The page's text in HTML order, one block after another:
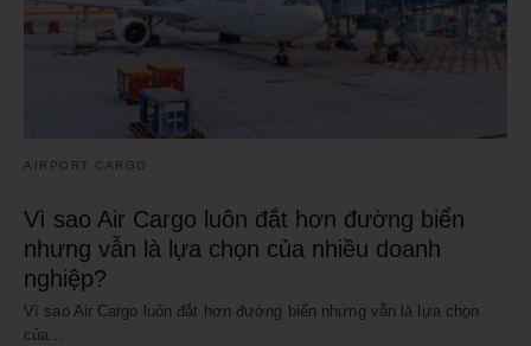
AIRPORT CARGO
Vì sao Air Cargo luôn đắt hơn đường biển
nhưng vẫn là lựa chọn của nhiều doanh
nghiệp?
Vì sao Air Cargo luôn đắt hơn đường biển nhưng vẫn là lựa chọn
của…